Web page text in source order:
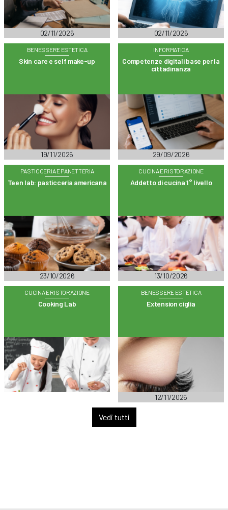
02/11/2026 02/11/2026
BENESSERE ESTETICA
Skin care e self make-up
19/11/2026
INFORMATICA
Competenze digitali base per la
cittadinanza
29/09/2026
PASTICCERIA E PANETTERIA
Teen lab: pasticceria americana
23/10/2026
CUCINA E RISTORAZIONE
Addetto di cucina 1° livello
13/10/2026
CUCINA E RISTORAZIONE
Cooking Lab
BENESSERE ESTETICA
Extension ciglia
12/11/2026
Vedi tutti